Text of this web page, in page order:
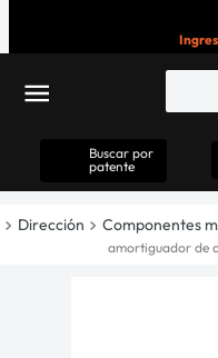
Buscar por
patente
Dirección Componentes
amortiguador de